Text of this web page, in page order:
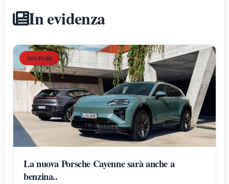
In evidenza
MOTORI
La nuova Porsche Cayenne sarà anche a
benzina..